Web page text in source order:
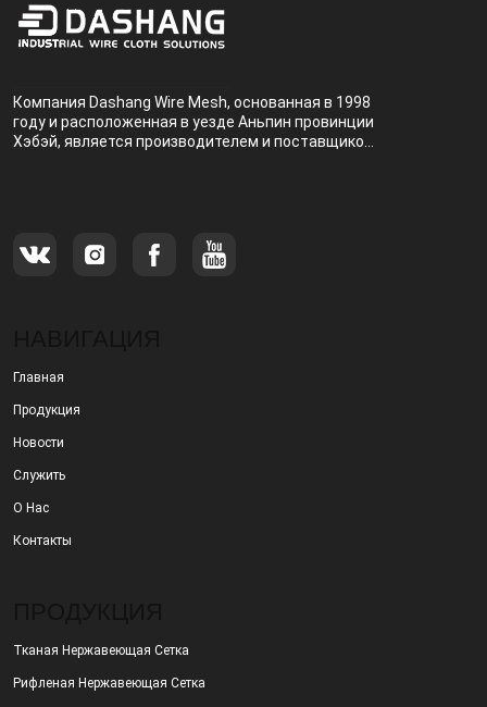
Компания Dashang Wire Mesh, основанная в 1998
году и расположенная в уезде Аньпин провинции
Хэбэй, является производителем и поставщиком,
Главная
Продукция
Новости
Служить
О Нас
Контакты
Тканая Нержавеющая Сетка
Рифленая Нержавеющая Сетка